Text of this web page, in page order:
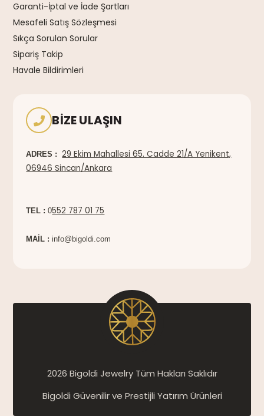
Garanti-İptal ve İade Şartları
Mesafeli Satış Sözleşmesi
Sıkça Sorulan Sorular
Sipariş Takip
Havale Bildirimleri
BIZE ULAŞIN
ADRES :
29 Ekim Mahallesi 65. Cadde 21/A Yenikent,
06946 Sincan/Ankara
TEL : 0552 787 01 75
MAİL :info@bigoldi.com
2026 Bigoldi Jewelry Tüm Hakları Saklıdır
Bigoldi Güvenilir ve Prestijli Yatırım Ürünleri